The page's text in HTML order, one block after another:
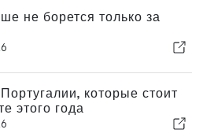
не борется только за
которые стоит
этого года